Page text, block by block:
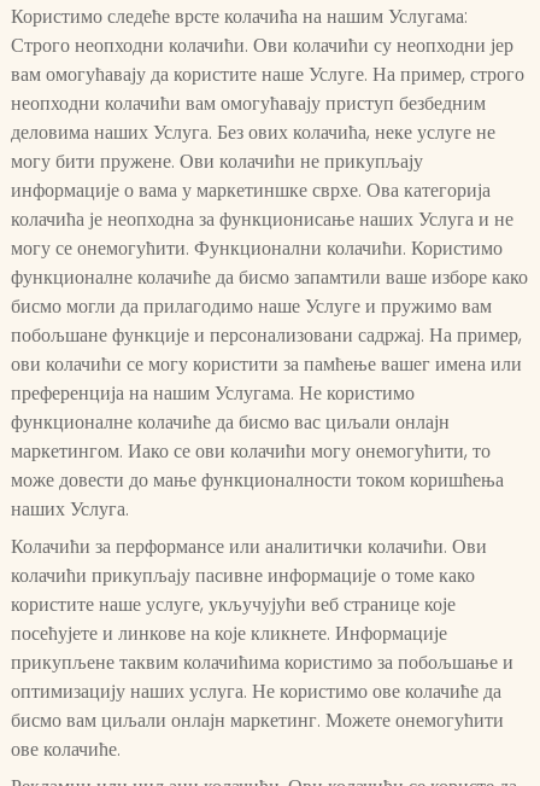
Користимо следеће врсте колачића на нашим Услугама:
Строго неопходни колачићи. Ови колачићи су неопходни јер
вам омогућавају да користите наше Услуге. На пример, строго
неопходни колачићи вам омогућавају приступ безбедним
деловима наших Услуга. Без ових колачића, неке услуге не
могу бити пружене. Ови колачићи не прикупљају
информације о вама у маркетиншке сврхе. Ова категорија
колачића је неопходна за функционисање наших Услуга и не
могу се онемогућити. Функционални колачићи. Користимо
функционалне колачиће да бисмо запамтили ваше изборе како
бисмо могли да прилагодимо наше Услуге и пружимо вам
побољшане функције и персонализовани садржај. На пример,
ови колачићи се могу користити за памћење вашег имена или
преференција на нашим Услугама. Не користимо
функционалне колачиће да бисмо вас циљали онлајн
маркетингом. Иако се ови колачићи могу онемогућити, то
може довести до мање функционалности током коришћења
наших Услуга.
Колачићи за перформансе или аналитички колачићи. Ови
колачићи прикупљају пасивне информације о томе како
користите наше услуге, укључујући веб странице које
посећујете и линкове на које кликнете. Информације
прикупљене таквим колачићима користимо за побољшање и
оптимизацију наших услуга. Не користимо ове колачиће да
бисмо вам циљали онлајн маркетинг. Можете онемогућити
ове колачиће.